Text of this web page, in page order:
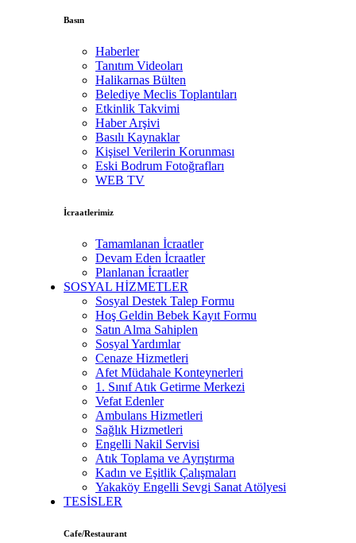
Basın
Haberler
Tanıtım Videoları
Halikarnas Bülten
Belediye Meclis Toplantıları
Etkinlik Takvimi
Haber Arşivi
Basılı Kaynaklar
Kişisel Verilerin Korunması
Eski Bodrum Fotoğrafları
WEB TV
İcraatlerimiz
Tamamlanan İcraatler
Devam Eden İcraatler
Planlanan İcraatler
SOSYAL HİZMETLER
Sosyal Destek Talep Formu
Hoş Geldin Bebek Kayıt Formu
Satın Alma Sahiplen
Sosyal Yardımlar
Cenaze Hizmetleri
Afet Müdahale Konteynerleri
1. Sınıf Atık Getirme Merkezi
Vefat Edenler
Ambulans Hizmetleri
Sağlık Hizmetleri
Engelli Nakil Servisi
Atık Toplama ve Ayrıştırma
Kadın ve Eşitlik Çalışmaları
Yakaköy Engelli Sevgi Sanat Atölyesi
TESİSLER
Cafe/Restaurant